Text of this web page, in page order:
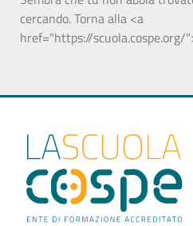
cercando. Torna alla <a
href="https://scuola.cospe.org/